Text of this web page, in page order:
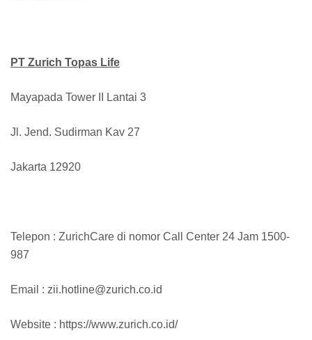
PT Zurich Topas Life
Mayapada Tower II Lantai 3
Jl. Jend. Sudirman Kav 27
Jakarta 12920
Telepon : ZurichCare di nomor Call Center 24 Jam 1500-
987
Email : zii.hotline@zurich.co.id
Website : https://www.zurich.co.id/